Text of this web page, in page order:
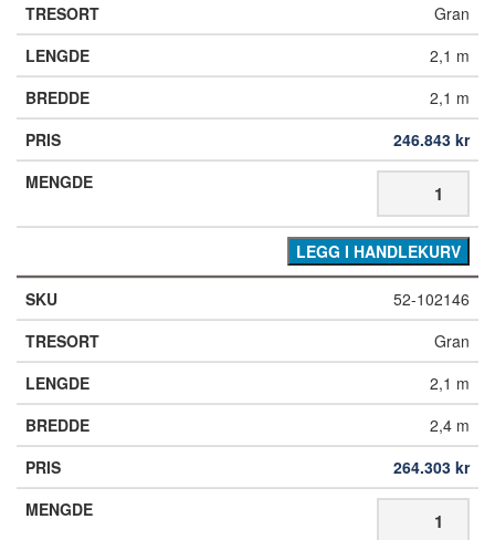
Gran
2,1 m
2,1 m
246.843 kr
LEGG I HANDLEKURV
52-102146
Gran
2,1 m
2,4 m
264.303 kr